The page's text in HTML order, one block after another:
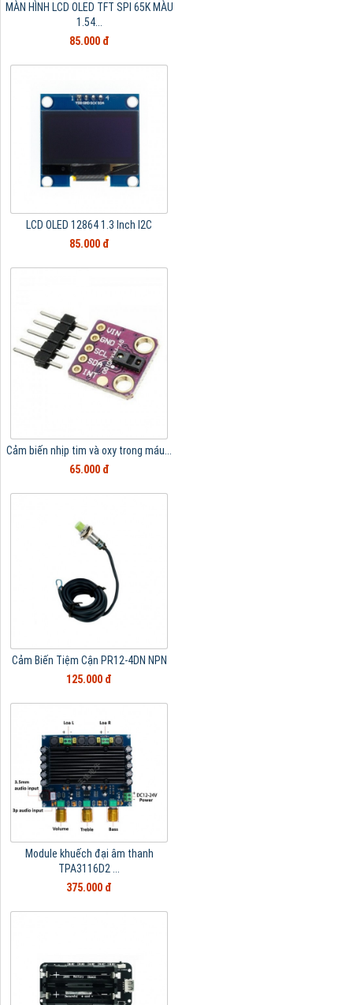
MÀN HÌNH LCD OLED TFT SPI 65K MÀU
1.54...
85.000 đ
LCD OLED 12864 1.3 Inch I2C
85.000 đ
Cảm biến nhịp tim và oxy trong máu...
65.000 đ
Cảm Biến Tiệm Cận PR12-4DN NPN
125.000 đ
Module khuếch đại âm thanh
TPA3116D2 ...
375.000 đ